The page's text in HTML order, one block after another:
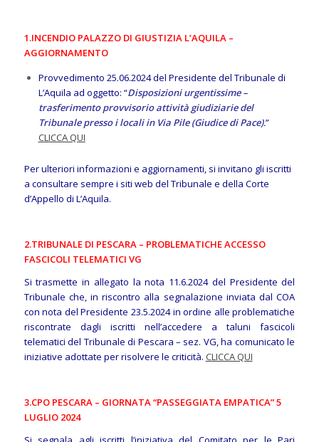
1.INCENDIO PALAZZO DI GIUSTIZIA L’AQUILA –
AGGIORNAMENTO
Provvedimento 25.06.2024 del Presidente del Tribunale di
L’Aquila ad oggetto: “Disposizioni urgentissime –
trasferimento provvisorio attività giudiziarie del
Tribunale presso i locali in Via Pile (Giudice di Pace).”
CLICCA QUI
Per ulteriori informazioni e aggiornamenti, si invitano gli iscritti
a consultare sempre i siti web del Tribunale e della Corte
d’Appello di L’Aquila.
2.TRIBUNALE DI PESCARA – PROBLEMATICHE ACCESSO
FASCICOLI TELEMATICI VG
Si trasmette in allegato la nota 11.6.2024 del Presidente del
Tribunale che, in riscontro alla segnalazione inviata dal COA
con nota del Presidente 23.5.2024 in ordine alle problematiche
riscontrate dagli iscritti nell’accedere a taluni fascicoli
telematici del Tribunale di Pescara – sez. VG, ha comunicato le
iniziative adottate per risolvere le criticità. CLICCA QUI
3.CPO PESCARA – GIORNATA “PASSEGGIATA EMPATICA” 5
LUGLIO 2024